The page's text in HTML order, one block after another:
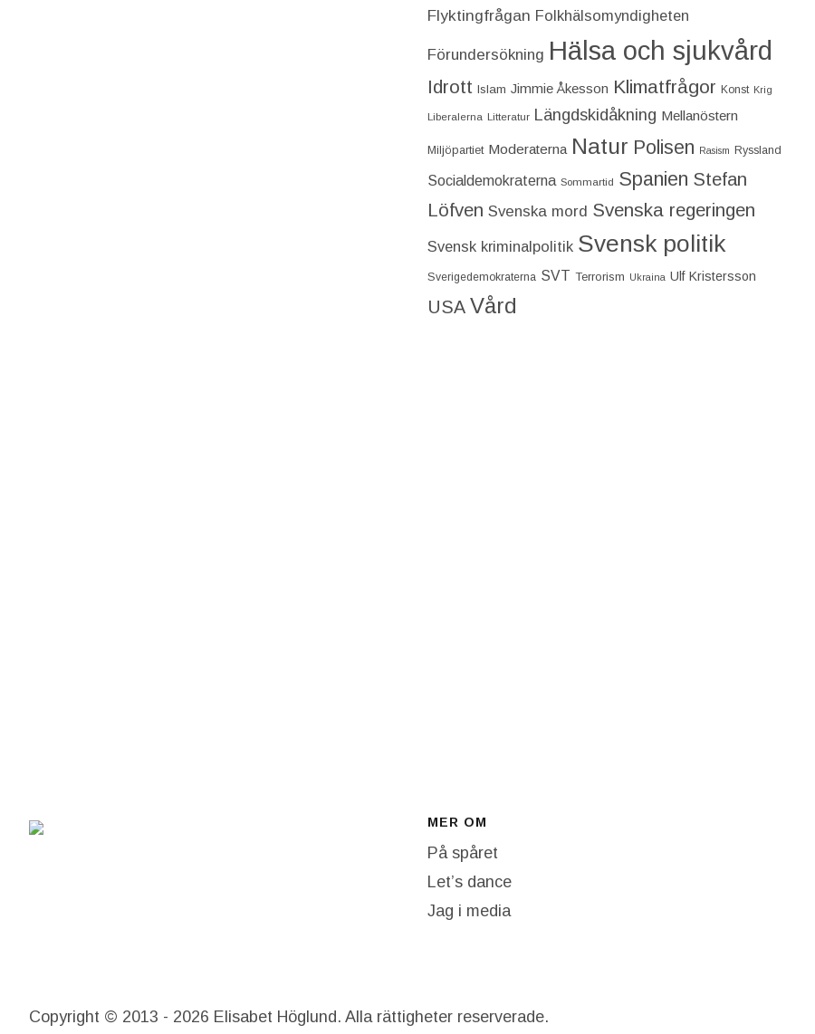
Flyktingfrågan Folkhälsomyndigheten
Förundersökning Hälsa och sjukvård
Idrott Islam Jimmie Åkesson Klimatfrågor Konst Krig
Liberalerna Litteratur Längdskidåkning Mellanöstern
Miljöpartiet Moderaterna Natur Polisen Rasism Ryssland
Socialdemokraterna Sommartid Spanien Stefan
Löfven Svenska mord Svenska regeringen
Svensk kriminalpolitik Svensk politik
Sverigedemokraterna SVT Terrorism Ukraina Ulf Kristersson
USA Vård
MER OM
På spåret
Let’s dance
Jag i media
Copyright © 2013 - 2026 Elisabet Höglund. Alla rättigheter reserverade.